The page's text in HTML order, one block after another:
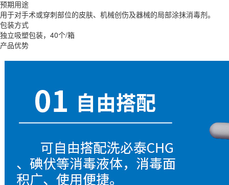
预期用途
用于对手术或穿刺部位的皮肤、机械创伤及器械的局部涂抹消毒剂。
包装方式
独立吸塑包装，40个/箱
产品优势